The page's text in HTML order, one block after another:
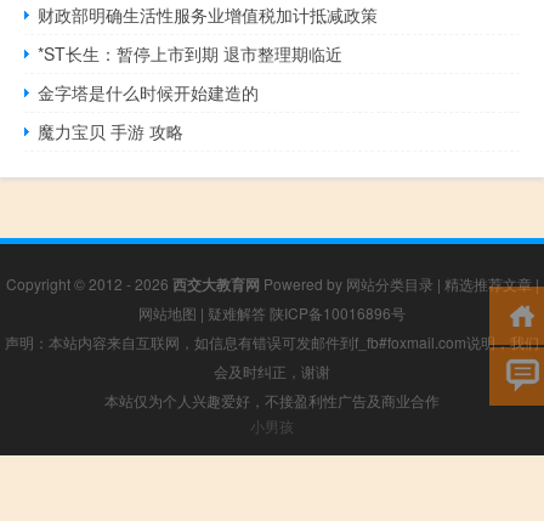
财政部明确生活性服务业增值税加计抵减政策
*ST长生：暂停上市到期 退市整理期临近
金字塔是什么时候开始建造的
魔力宝贝 手游 攻略
Copyright © 2012 - 2026 西交大教育网 Powered by 网站分类目录 | 精选推荐文章|
网站地图 | 疑难解答 陕ICP备10016896号
声明：本站内容来自互联网，如信息有错误可发邮件到f_fb#foxmail.com说明，我们
会及时纠正，谢谢
本站仅为个人兴趣爱好，不接盈利性广告及商业合作
小男孩